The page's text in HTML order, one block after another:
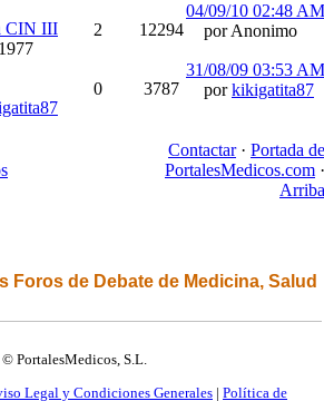
CIN III
2 12294
04/09/10 02:48 AM
por Anonimo
0 3787
31/08/09 03:53 AM
porkikigatita87
Contactar· Portada de
PortalesMedicos.com ·
Arriba
Foros de Debate de Medicina, Salud
© PortalesMedicos, S.L.
Legal y Condiciones Generales | Política de